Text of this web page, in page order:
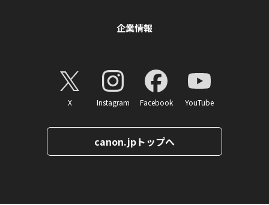
企業情報
X Instagram Facebook YouTube
canon.jpトップへ